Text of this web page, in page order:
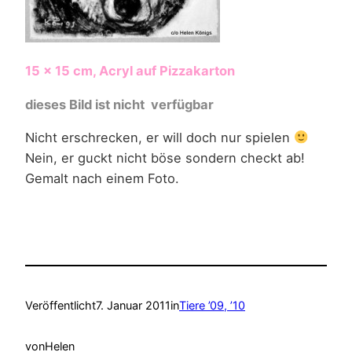
15 x 15 cm, Acryl auf Pizzakarton
dieses Bild ist nicht verfügbar
Nicht erschrecken, er will doch nur spielen
Nein, er guckt nicht böse sondern checkt ab!
Gemalt nach einem Foto.
Veröffentlicht7. Januar 2011inTiere ’09, ’10
vonHelen